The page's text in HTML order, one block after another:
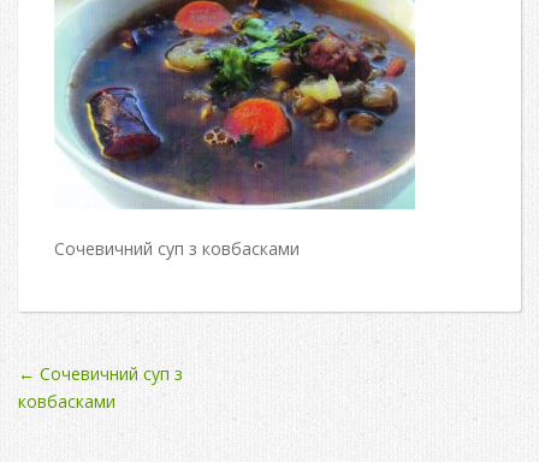
Сочевичний суп з ковбасками
Post
navigation
← Сочевичний суп з
ковбасками